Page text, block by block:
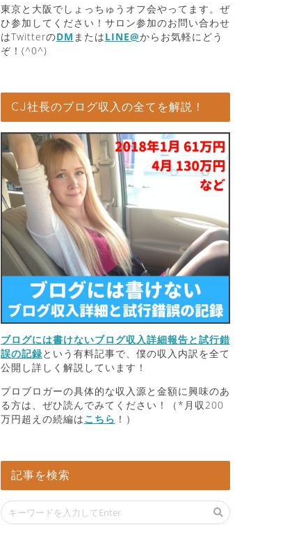
東京と大阪でしょっちゅうオフ会やってます。ぜ
ひ参加してください！サロン参加のお問い合わせ
はTwitterのDM またはLINE@からお気軽にどう
ぞ！(^0^)
CJ社長のブログ収入の全てを解説！
ブログには書けないブログ収入詳細報告と試行錯
誤の記録という有料記事で、僕の収入内訳を全て
公開し詳しく解説しています！
プロブロガーの具体的な収入源と金額に興味のあ
る方は、ぜひ読んでみてください！（*月収200
万円超えの続編はこちら ！）
記事を検索